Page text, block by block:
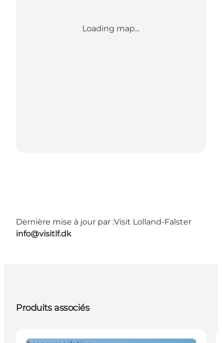
Loading map...
Dernière mise à jour par :Visit Lolland-Falster
info@visitlf.dk
Produits associés